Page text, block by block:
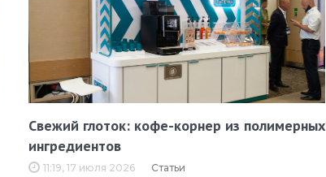
Свежий глоток: кофе-корнер из полимерных
ингредиентов
11:19, 17 июля 2026 Статьи